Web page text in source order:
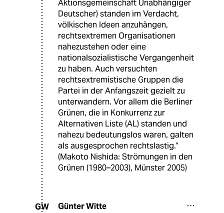
Aktionsgemeinschaft Unabhängiger
Deutscher) standen im Verdacht,
völkischen Ideen anzuhängen,
rechtsextremen Organisationen
nahezustehen oder eine
nationalsozialistische Vergangenheit
zu haben. Auch versuchten
rechtsextremistische Gruppen die
Partei in der Anfangszeit gezielt zu
unterwandern. Vor allem die Berliner
Grünen, die in Konkurrenz zur
Alternativen Liste (AL) standen und
nahezu bedeutungslos waren, galten
als ausgesprochen rechtslastig.“
(Makoto Nishida: Strömungen in den
Grünen (1980–2003), Münster 2005)
GW Günter Witte